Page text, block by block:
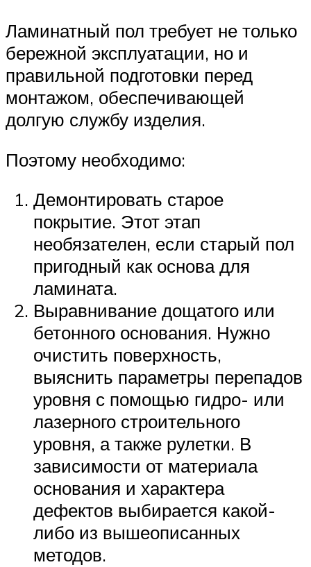
Ламинатный пол требует не только
бережной эксплуатации, но и
правильной подготовки перед
монтажом, обеспечивающей
долгую службу изделия.
Поэтому необходимо:
Демонтировать старое
покрытие. Этот этап
необязателен, если старый пол
пригодный как основа для
ламината.
Выравнивание дощатого или
бетонного основания. Нужно
очистить поверхность,
выяснить параметры перепадов
уровня с помощью гидро- или
лазерного строительного
уровня, а также рулетки. В
зависимости от материала
основания и характера
дефектов выбирается какой-
либо из вышеописанных
методов.